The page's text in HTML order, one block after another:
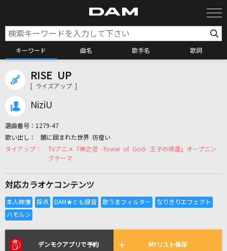
キーワード 曲名 歌手名 歌詞
カラオケリクエスト
全国りれき
リアルタイムで歌われている曲の一覧
[生音]時代
中島みゆき
RISE UP
[ ライズアップ ]
NiziU
選曲番号： 1279-47
闇に囲まれた世界 彷徨い
TVアニメ『神之塔 -Tower of God- 王子の帰還』オープニン
グテーマ
対応カラオケコンテンツ
デンモクアプリで予約 MYリスト保存